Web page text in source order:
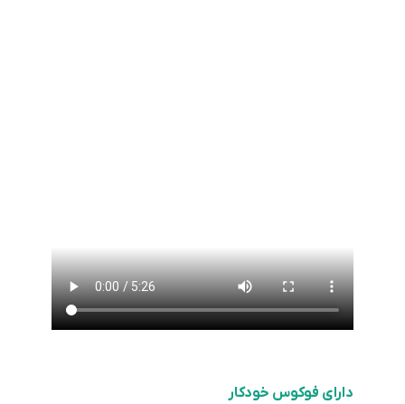
دارای فوکوس خودکار